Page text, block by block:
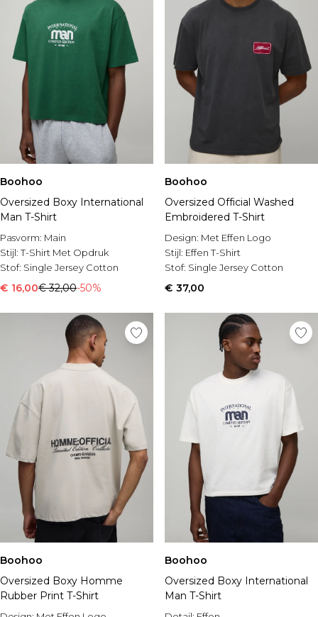
Boohoo
Oversized Boxy International
Man T-Shirt
Pasvorm: Main
Stijl:T-Shirt Met Opdruk
Stof: Single Jersey Cotton
€ 16,00€ 32,00-50%
Boohoo
Oversized Official Washed
Embroidered T-Shirt
Design: Met Effen Logo
Stijl: Effen T-Shirt
Stof: Single Jersey Cotton
€ 37,00
Boohoo
Oversized Boxy Homme
Rubber Print T-Shirt
Boohoo
Oversized Boxy International
Man T-Shirt